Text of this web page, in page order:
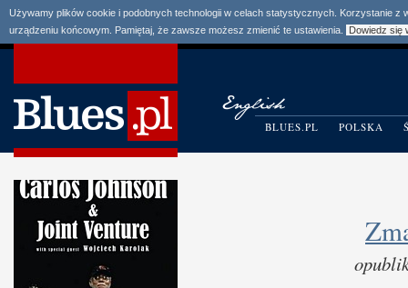
Używamy plików cookie i podobnych technologii w celach statystycznych. Korzystanie
urządzeniu końcowym. Pamiętaj, że zawsze możesz zmienić te ustawienia.
Dowiedz się
BLUES.PL POLSKA